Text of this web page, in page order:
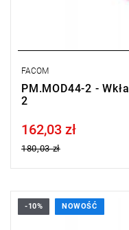
FACOM
PM.MOD44-2 -
2
Price tax included
162,03 zł
180,03 zł
-10% NOWOŚĆ